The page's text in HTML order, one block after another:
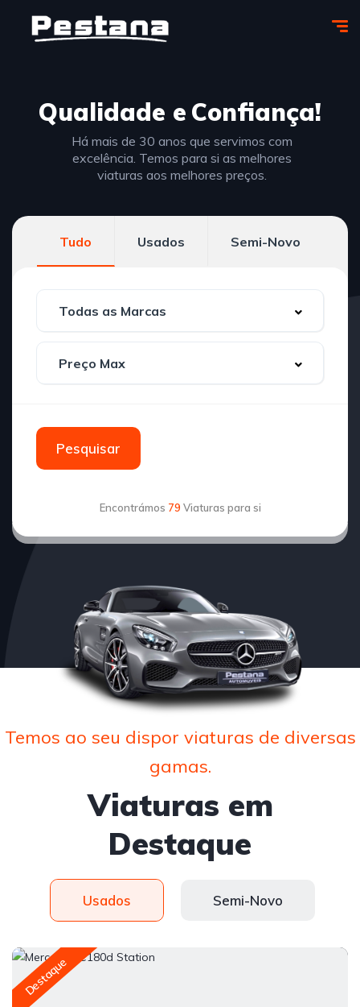
Qualidade e Confiança!
Há mais de 30 anos que servimos com
excelência. Temos para si as melhores
viaturas aos melhores preços.
Tudo Usados Semi-Novo
Pesquisar
Encontrámos 79 Viaturas para si
Temos ao seu dispor viaturas de diversas
gamas.
Viaturas em
Destaque
Usados Semi-Novo
Destaque